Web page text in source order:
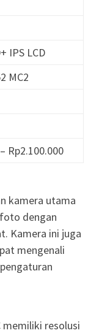
IPS LCD
MC2
Rp2.100.000
kamera utama
dengan
Kamera ini juga
mengenali
memiliki resolusi